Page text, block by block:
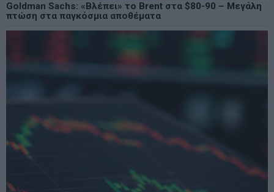
Goldman Sachs: «Βλέπει» το Brent στα $80-90 – Μεγάλη
πτώση στα παγκόσμια αποθέματα